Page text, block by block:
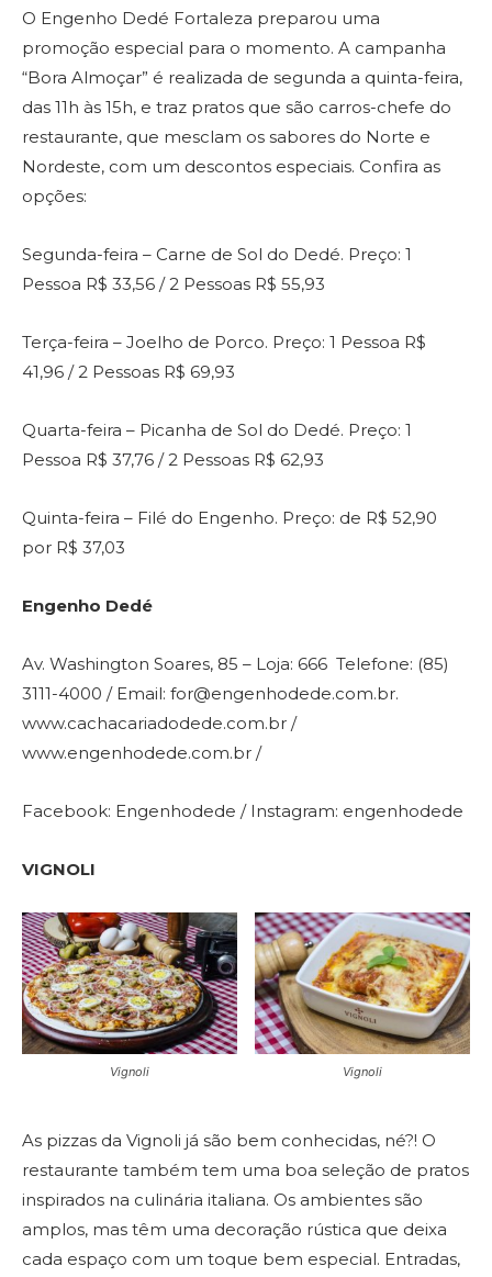
O Engenho Dedé Fortaleza preparou uma
promoção especial para o momento. A campanha
“Bora Almoçar” é realizada de segunda a quinta-feira,
das 11h às 15h, e traz pratos que são carros-chefe do
restaurante, que mesclam os sabores do Norte e
Nordeste, com um descontos especiais. Confira as
opções:
Segunda-feira – Carne de Sol do Dedé. Preço: 1
Pessoa R$ 33,56 / 2 Pessoas R$ 55,93
Terça-feira – Joelho de Porco. Preço: 1 Pessoa R$
41,96 / 2 Pessoas R$ 69,93
Quarta-feira – Picanha de Sol do Dedé. Preço: 1
Pessoa R$ 37,76 / 2 Pessoas R$ 62,93
Quinta-feira – Filé do Engenho. Preço: de R$ 52,90
por R$ 37,03
Engenho Dedé
Av. Washington Soares, 85 – Loja: 666 Telefone: (85)
3111-4000 / Email: for@engenhodede.com.br.
www.cachacariadodede.com.br /
www.engenhodede.com.br /
Facebook: Engenhodede / Instagram: engenhodede
VIGNOLI
Vignoli Vignoli
As pizzas da Vignoli já são bem conhecidas, né?! O
restaurante também tem uma boa seleção de pratos
inspirados na culinária italiana. Os ambientes são
amplos, mas têm uma decoração rústica que deixa
cada espaço com um toque bem especial. Entradas,